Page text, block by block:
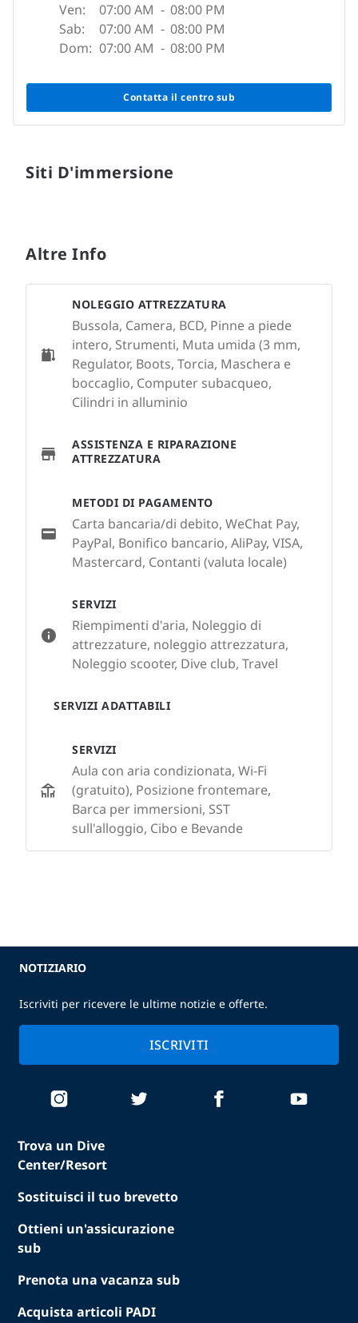
Ven:
07:00 AM - 08:00 PM
Sab:
07:00 AM - 08:00 PM
Dom: 07:00 AM - 08:00 PM
Contatta il centro sub
Siti D'immersione
Altre Info
SERVIZI
Riempimenti d'aria, Noleggio di
attrezzature, noleggio attrezzatura,
Noleggio scooter, Dive club, Travel
SERVIZI ADATTABILI
SERVIZI
Aula con aria condizionata, Wi-Fi
(gratuito), Posizione frontemare,
Barca per immersioni, SST
sull'alloggio, Cibo e Bevande
NOLEGGIO ATTREZZATURA
Bussola, Camera, BCD, Pinne a piede
intero, Strumenti, Muta umida (3 mm,
Regulator, Boots, Torcia, Maschera e
boccaglio, Computer subacqueo,
Cilindri in alluminio
ASSISTENZA E RIPARAZIONE
ATTREZZATURA
METODI DI PAGAMENTO
Carta bancaria/di debito, WeChat Pay,
PayPal, Bonifico bancario, AliPay, VISA,
Mastercard, Contanti (valuta locale)
Trova un Dive
Center/Resort
Sostituisci il tuo brevetto
Ottieni un'assicurazione
sub
Prenota una vacanza sub
Acquista articoli PADI
NOTIZIARIO
Iscriviti per ricevere le ultime notizie e offerte.
ISCRIVITI